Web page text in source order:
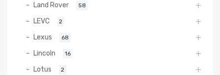
Land Rover 58
LEVC 2
Lexus 68
Lincoln 16
Lotus 2